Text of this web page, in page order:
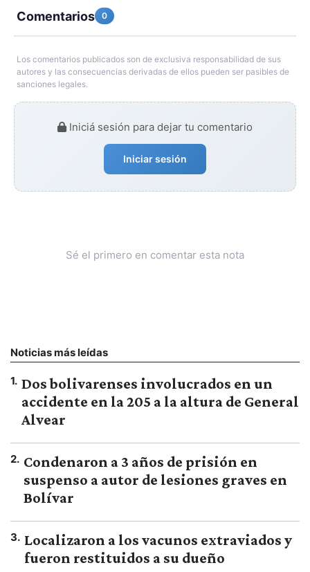
Comentarios 0
Los comentarios publicados son de exclusiva responsabilidad de sus
autores y las consecuencias derivadas de ellos pueden ser pasibles de
sanciones legales.
Iniciá sesión para dejar tu comentario
Iniciar sesión
Sé el primero en comentar esta nota
Noticias más leídas
1. Dos bolivarenses involucrados en un
accidente en la 205 a la altura de General
Alvear
2. Condenaron a 3 años de prisión en
suspenso a autor de lesiones graves en
Bolívar
3. Localizaron a los vacunos extraviados y
fueron restituidos a su dueño